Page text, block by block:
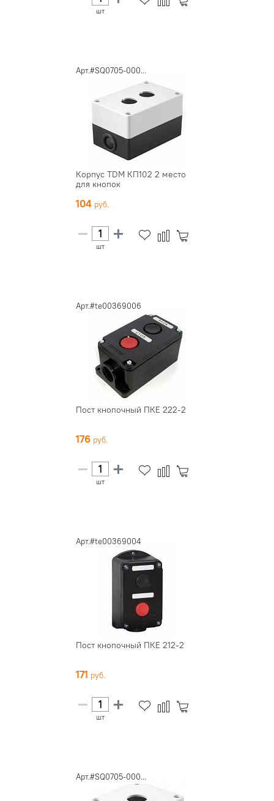
шт
Арт.#SQ0705-000...
Корпус TDM КП102 2 место
для кнопок
104
шт
Арт.#te00369006
Пост кнопочный ПКЕ 222-2
176
шт
Арт.#te00369004
Пост кнопочный ПКЕ 212-2
171
шт
Арт.#SQ0705-000...